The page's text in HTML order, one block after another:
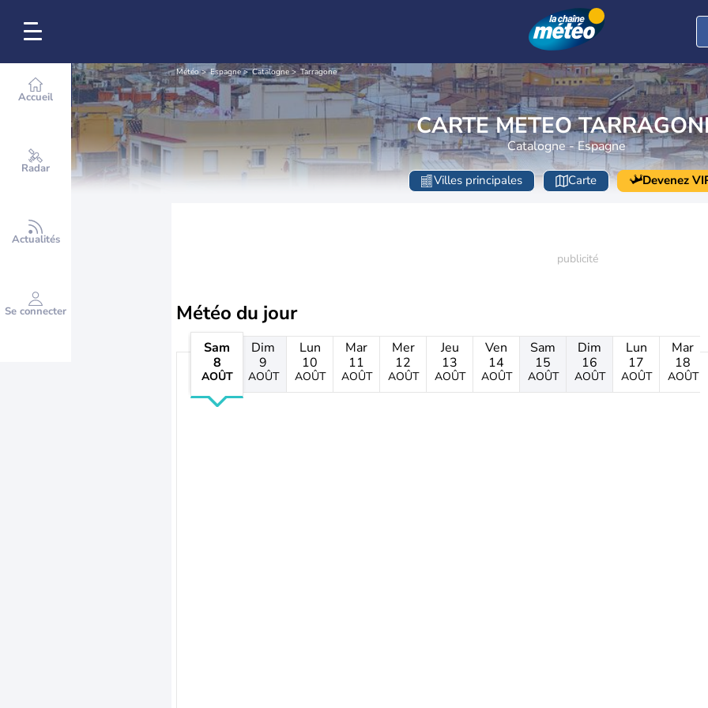
Accueil
Radar
Actualités
Se connecter
Météo Espagne Catalogne Tarragone
CARTE METEO
Catalogne - Espagne
Villes principales Carte Devenez
Météo du jour
Sam
8
AOÛT
Dim
9
AOÛT
Lun
10
AOÛT
Mar
11
AOÛT
Mer
12
AOÛT
Jeu
13
AOÛT
Ven
14
AOÛT
Sam
15
AOÛT
Dim
16
AOÛT
Lun
17
AOÛT
Mar
18
AOÛT